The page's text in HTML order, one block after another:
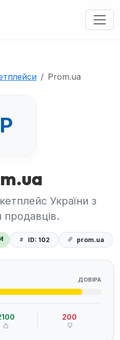
Prom.ua
P
України з
ID: 102 prom.ua
ДОВІРА
200